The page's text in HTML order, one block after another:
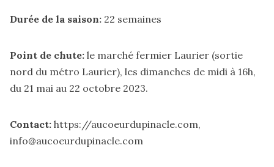
Durée de la saison: 22 semaines
Point de chute: le marché fermier Laurier (sortie
nord du métro Laurier), les dimanches de midi à 16h,
du 21 mai au 22 octobre 2023.
Contact: https://aucoeurdupinacle.com,
info@aucoeurdupinacle.com